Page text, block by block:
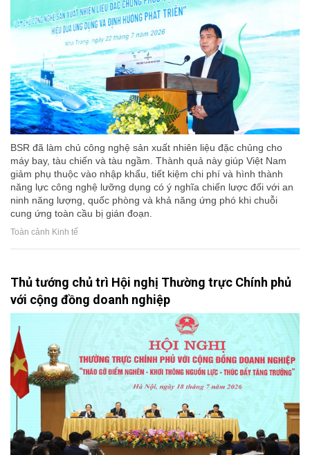
BSR đã làm chủ công nghệ sản xuất nhiên liệu đặc chủng cho
máy bay, tàu chiến và tàu ngầm. Thành quả này giúp Việt Nam
giảm phụ thuộc vào nhập khẩu, tiết kiệm chi phí và hình thành
năng lực công nghệ lưỡng dụng có ý nghĩa chiến lược đối với an
ninh năng lượng, quốc phòng và khả năng ứng phó khi chuỗi
cung ứng toàn cầu bị gián đoạn.
Toàn cảnh Kinh tế
Thủ tướng chủ trì Hội nghị Thường trực Chính phủ
với cộng đồng doanh nghiệp